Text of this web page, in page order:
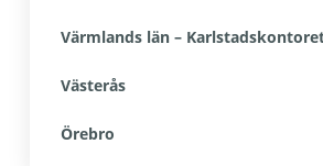
Värmlands län –
Västerås
Örebro